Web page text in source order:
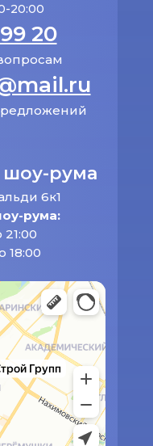
рума
6к1
рума:
18:00
20:00
20